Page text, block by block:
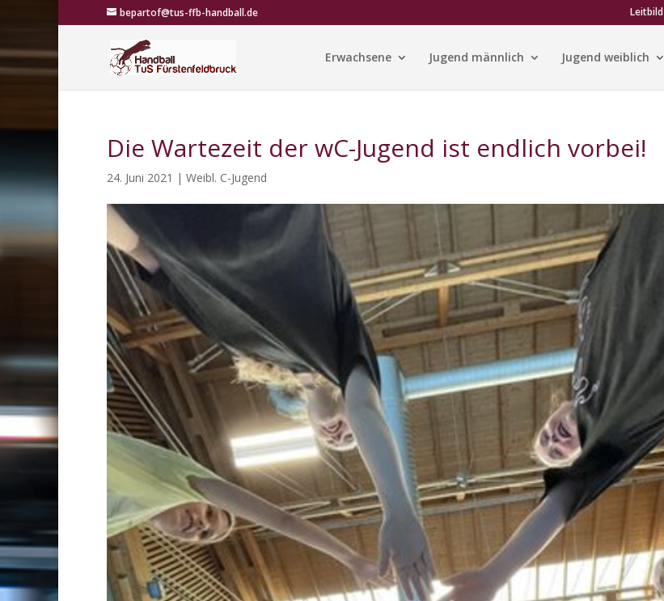
bepartof@tus-ffb-handball.de Leitbild
Erwachsene Jugend männlich Jugend weiblich
Die Wartezeit der wC-Jugend ist endlich vorbei!
24. Juni 2021 | Weibl. C-Jugend